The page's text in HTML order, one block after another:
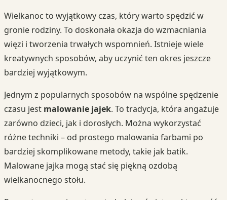
Wielkanoc to wyjątkowy czas, który warto spędzić w
gronie rodziny. To doskonała okazja do wzmacniania
więzi i tworzenia trwałych wspomnień. Istnieje wiele
kreatywnych sposobów, aby uczynić ten okres jeszcze
bardziej wyjątkowym.
Jednym z popularnych sposobów na wspólne spędzenie
czasu jest malowanie jajek. To tradycja, która angażuje
zarówno dzieci, jak i dorosłych. Można wykorzystać
różne techniki – od prostego malowania farbami po
bardziej skomplikowane metody, takie jak batik.
Malowane jajka mogą stać się piękną ozdobą
wielkanocnego stołu.